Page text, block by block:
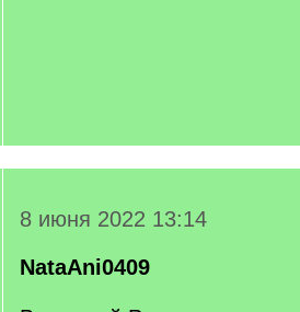
8 июня 2022 13:14
NataAni0409